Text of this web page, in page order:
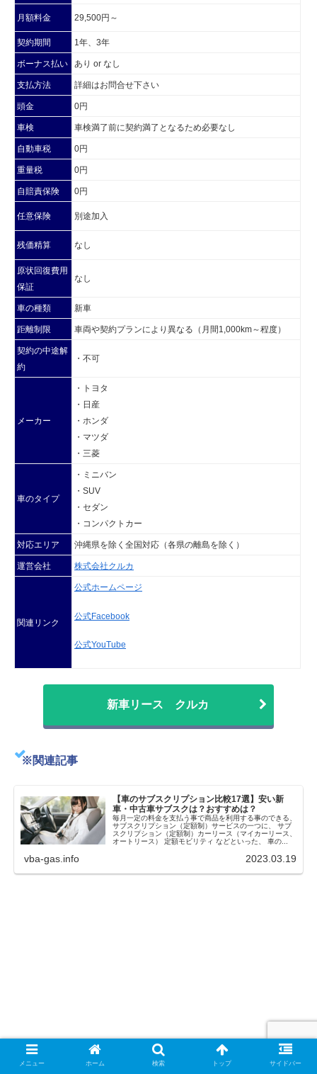
月額料金 29,500円～
契約期間 1年、3年
ボーナス払い あり or なし
支払方法 詳細はお問合せ下さい
頭金 0円
車検 車検満了前に契約満了となるため必要なし
自動車税 0円
重量税 0円
自賠責保険 0円
任意保険 別途加入
残価精算 なし
原状回復費用
保証
なし
車の種類 新車
距離制限 車両や契約プランにより異なる（月間1,000km～程度）
契約の中途解
約
・不可
メーカー
・トヨタ
・日産
・ホンダ
・マツダ
・三菱
車のタイプ
・ミニバン
・SUV
・セダン
・コンパクトカー
対応エリア 沖縄県を除く全国対応（各県の離島を除く）
運営会社 株式会社クルカ
関連リンク
公式ホームページ
公式Facebook
公式YouTube
新車リース クルカ
※関連記事
【車のサブスクリプション比較17選】安い新
車・中古車サブスクは？おすすめは？
毎月一定の料金を支払う事で商品を利用する事のできる、
サブスクリプション（定額制）サービスの一つに、 サブ
スクリプション（定額制）カーリース（マイカーリース、
オートリース） 定額モビリティ などといった、 車の...
vba-gas.info 2023.03.19
メニュー ホーム 検索 トップ サイドバー